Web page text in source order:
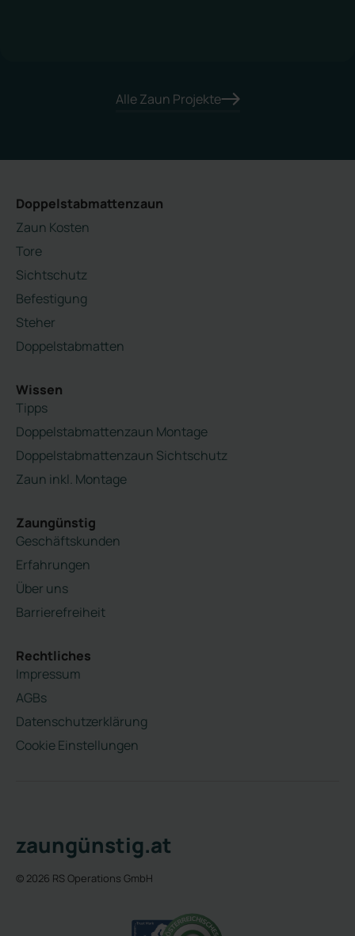
Alle Zaun Projekte
Doppelstabmattenzaun
Zaun Kosten
Tore
Sichtschutz
Befestigung
Steher
Doppelstabmatten
Wissen
Tipps
Doppelstabmattenzaun Montage
Doppelstabmattenzaun Sichtschutz
Zaun inkl. Montage
Zaungünstig
Geschäftskunden
Erfahrungen
Über uns
Barrierefreiheit
Rechtliches
Impressum
AGBs
Datenschutzerklärung
Cookie Einstellungen
zaungünstig.at
© 2026 RS Operations GmbH